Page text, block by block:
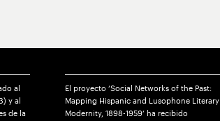
al
y al
de la
El proyecto ‘Social Networks of the Past:
Mapping Hispanic and Lusophone Literary
Modernity, 1898-1959’ ha recibido